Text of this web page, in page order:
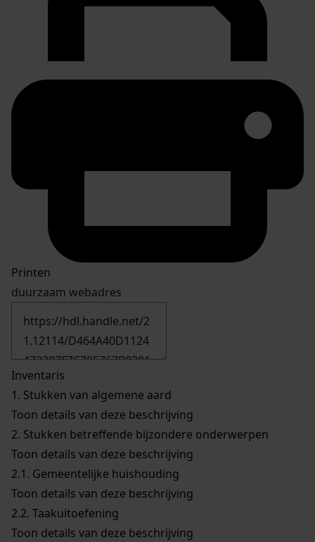
Printen
duurzaam webadres
Inventaris
1. Stukken van algemene aard
Toon details van deze beschrijving
2. Stukken betreffende bijzondere onderwerpen
Toon details van deze beschrijving
2.1. Gemeentelijke huishouding
Toon details van deze beschrijving
2.2. Taakuitoefening
Toon details van deze beschrijving